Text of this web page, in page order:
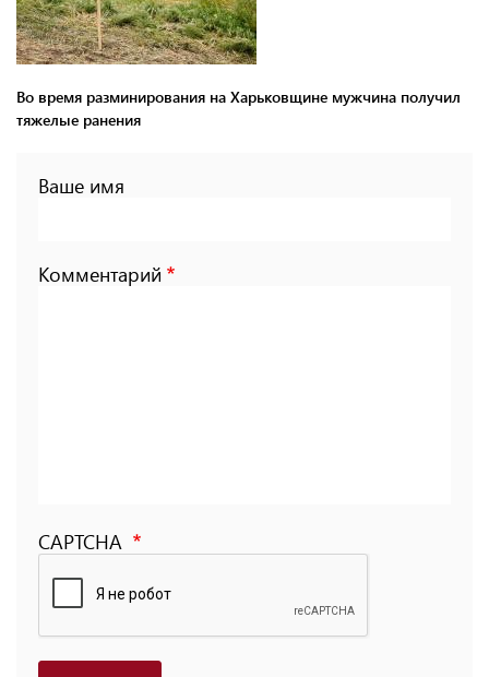
Во время разминирования на Харьковщине мужчина получил
тяжелые ранения
Ваше имя
Комментарий
CAPTCHA